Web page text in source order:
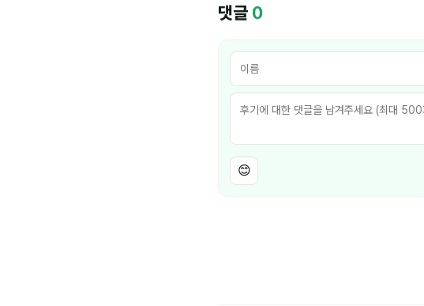
댓글 0
😊